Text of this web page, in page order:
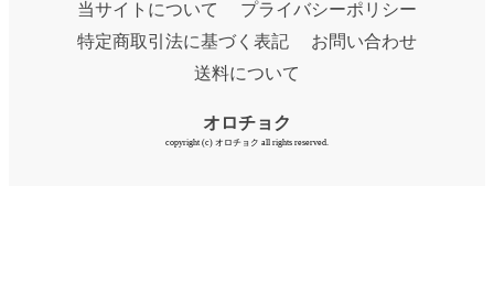
当サイトについて
プライバシーポリシー
特定商取引法に基づく表記
お問い合わせ
送料について
オロチョク
copyright (c) オロチョク all rights reserved.